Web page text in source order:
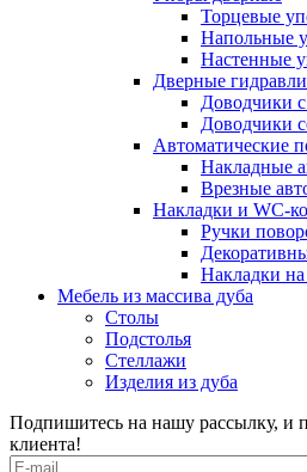
Торцевые
Напольные
Настенные
Дверные
Доводчики
Доводчики
Автоматические
Накладные
Врезные
Накладки и WC-
Ручки
Накладки
Мебель из массива дуба
Столы
Подстолья
Стеллажи
Изделия из дуба
Подпишитесь на нашу рассылку, и
клиента!